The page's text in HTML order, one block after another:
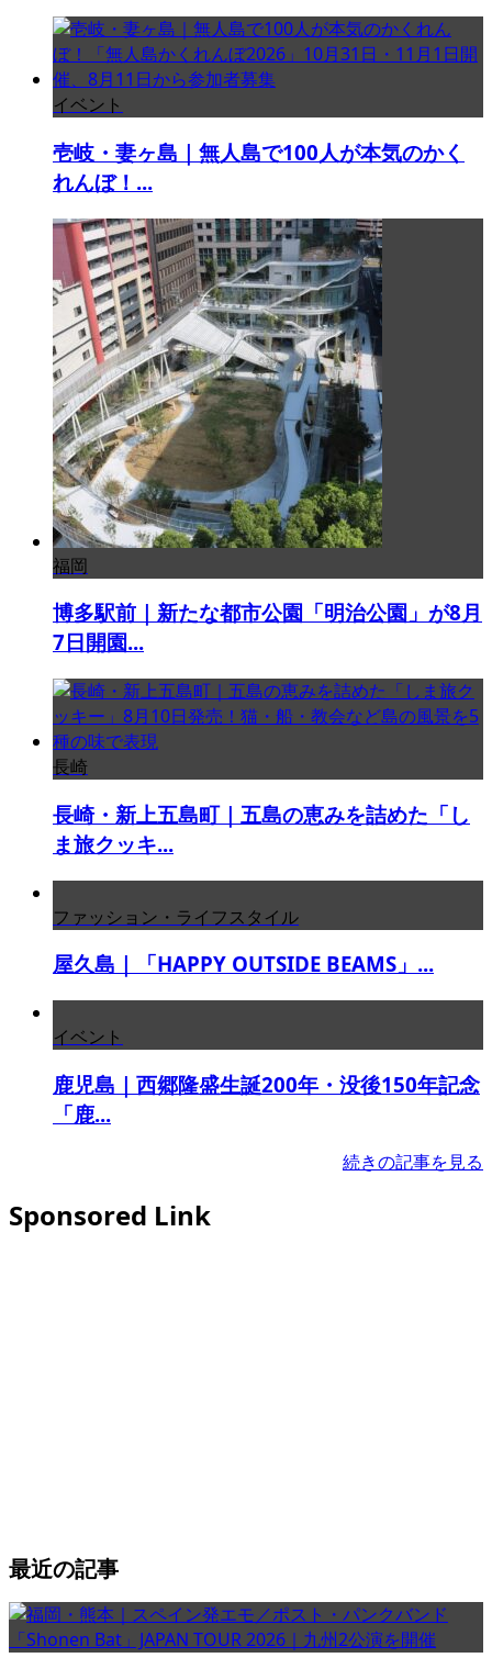
イベント
壱岐・妻ヶ島｜無人島で100人が本気のかく
れんぼ！...
福岡
博多駅前｜新たな都市公園「明治公園」が8月
7日開園...
長崎
長崎・新上五島町｜五島の恵みを詰めた「し
ま旅クッキ...
ファッション・ライフスタイル
屋久島｜「HAPPY OUTSIDE BEAMS」...
イベント
鹿児島｜西郷隆盛生誕200年・没後150年記念
「鹿...
続きの記事を見る
Sponsored Link
最近の記事